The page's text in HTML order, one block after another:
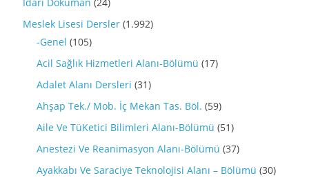
Meslek Lisesi Dersler (1.992)
-Genel (105)
Acil Sağlık Hizmetleri Alanı-Bölümü (17)
Adalet Alanı Dersleri (31)
Ahşap Tek./ Mob. İç Mekan Tas. Böl. (59)
Aile Ve TüKetici Bilimleri Alanı-Bölümü (51)
Anestezi Ve Reanimasyon Alanı-Bölümü (37)
Ayakkabı Ve Saraciye Teknolojisi Alanı – Bölümü (30)